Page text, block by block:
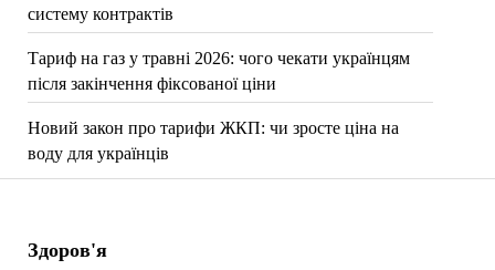
систему контрактів
Тариф на газ у травні 2026: чого чекати українцям
після закінчення фіксованої ціни
Новий закон про тарифи ЖКП: чи зросте ціна на
воду для українців
Здоров'я